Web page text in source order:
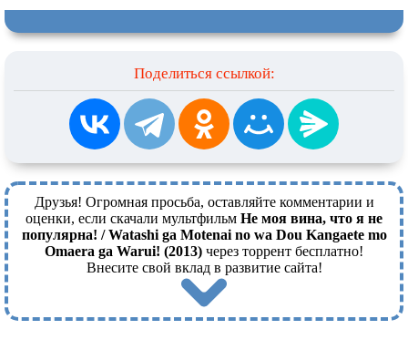
Поделиться ссылкой:
Друзья! Огромная просьба, оставляйте комментарии и
оценки, если скачали мультфильм Не моя вина, что я не
популярна! / Watashi ga Motenai no wa Dou Kangaete mo
Omaera ga Warui! (2013) через торрент бесплатно!
Внесите свой вклад в развитие сайта!